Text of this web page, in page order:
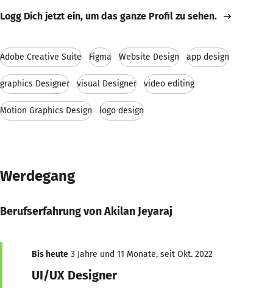
Logg Dich jetzt ein, um das ganze Profil zu sehen.
Adobe Creative Suite Figma Website Design app design
graphics Designer visual Designer video editing
Motion Graphics Design logo design
Werdegang
Berufserfahrung von Akilan Jeyaraj
Bis heute 3 Jahre und 11 Monate, seit Okt. 2022
UI/UX Designer